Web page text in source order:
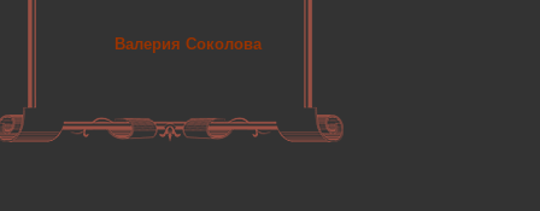
Валерия Соколова